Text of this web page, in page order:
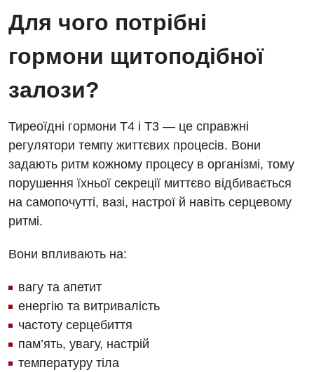
Вакансії
Для чого потрібні
гормони щитоподібної
залози?
Тиреоїдні гормони T4 і T3 — це справжні
регулятори темпу життєвих процесів. Вони
задають ритм кожному процесу в організмі, тому
порушення їхньої секреції миттєво відбивається
на самопочутті, вазі, настрої й навіть серцевому
ритмі.
Вони впливають на:
вагу та апетит
енергію та витривалість
частоту серцебиття
пам’ять, увагу, настрій
температуру тіла